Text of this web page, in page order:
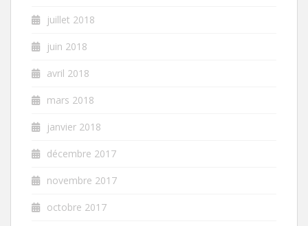
juillet 2018
juin 2018
avril 2018
mars 2018
janvier 2018
décembre 2017
novembre 2017
octobre 2017